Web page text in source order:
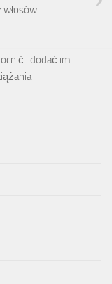
i dodać im